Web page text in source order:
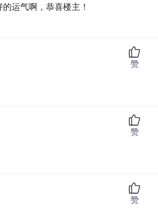
运气啊，恭喜楼主！
赞
赞
赞